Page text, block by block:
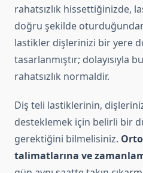
rahatsızlık hissettiğinizde,
doğru şekilde
lastikler dişlerinizi bir yere
tasarlanmıştır; dolayısıyla
rahatsızlık normaldir.
Diş teli lastiklerinin,
desteklemek için belirli bir
gerektiğini bilmelisiniz.
talimatlarına ve